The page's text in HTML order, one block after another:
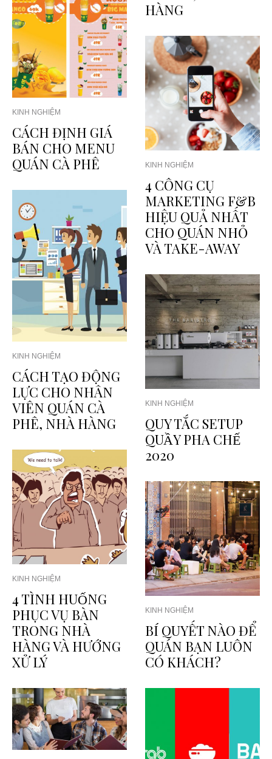
KINH NGHIỆM
CÁCH ĐỊNH GIÁ
BÁN CHO MENU
QUÁN CÀ PHÊ
KINH NGHIỆM
CÁCH TẠO ĐỘNG
LỰC CHO NHÂN
VIÊN QUÁN CÀ
PHÊ, NHÀ HÀNG
KINH NGHIỆM
4 TÌNH HUỐNG
PHỤC VỤ BÀN
TRONG NHÀ
HÀNG VÀ HƯỚNG
XỬ LÝ
HÀNG
KINH NGHIỆM
4 CÔNG CỤ
MARKETING F&B
HIỆU QUẢ NHẤT
CHO QUÁN NHỎ
VÀ TAKE-AWAY
KINH NGHIỆM
QUY TẮC SETUP
QUẦY PHA CHẾ
2020
KINH NGHIỆM
BÍ QUYẾT NÀO ĐỂ
QUÁN BẠN LUÔN
CÓ KHÁCH?